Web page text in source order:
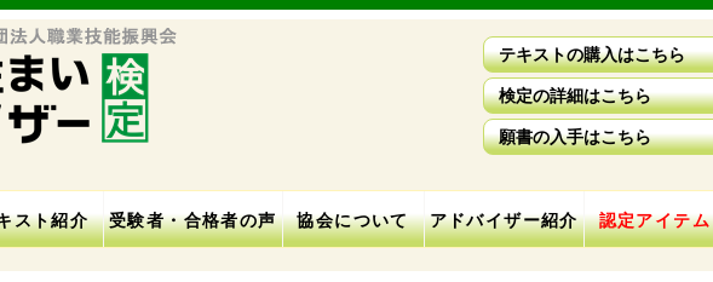
テキストの購入はこちら
検定の詳細はこちら
願書の入手はこちら
スト紹介 受験者・合格者の声 協会について アドバイザー紹介 認定アイテム